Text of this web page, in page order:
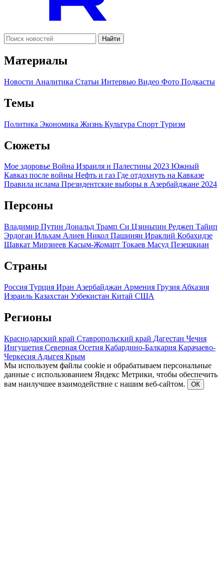
Найти
Материалы
Новости Аналитика Статьи Интервью Видео Фото Подкасты
Темы
Политика Экономика Жизнь Культура Спорт Туризм
Сюжеты
Мое здоровье Война Израиля и Палестины 2023 Южный
Кавказ после войны Нефть и газ Где отдохнуть на Кавказе
Правила ислама Президентские выборы в Азербайджане 2024
Персоны
Владимир Путин Дональд Трамп Си Цзиньпин Реджеп Тайип
Эрдоган Ильхам Алиев Никол Пашинян Ираклий Кобахидзе
Шавкат Мирзиеев Касым-Жомарт Токаев Масуд Пезешкиан
Страны
Россия Турция Иран Азербайджан Армения Грузия Абхазия
Израиль Казахстан Узбекистан Китай США
Регионы
Краснодарский край Ставропольский край Дагестан Чечня
Ингушетия Северная Осетия Кабардино-Балкария Карачаево-
Черкесия Адыгея Крым
Мы используем файлы cookie и обрабатываем персональные
данные с использованием Яндекс Метрики, чтобы обеспечить
вам наилучшее взаимодействие с нашим веб-сайтом.
ОК